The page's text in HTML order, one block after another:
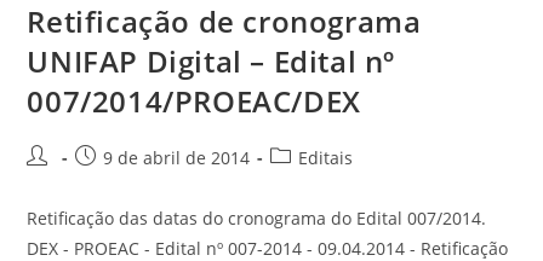
Retificação de cronograma
UNIFAP Digital – Edital nº
007/2014/PROEAC/DEX
9 de abril de 2014 Editais
Retificação das datas do cronograma do Edital 007/2014.
DEX - PROEAC - Edital nº 007-2014 - 09.04.2014 - Retificação